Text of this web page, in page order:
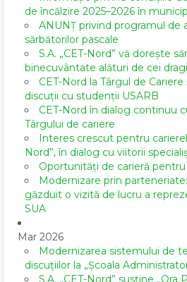
de încălzire 2025–2026 în
ANUNȚ privind programul de
sărbătorilor pascale
S.A. „CET-Nord” vă dorește
binecuvântate alături de cei
CET-Nord la Târgul de
discuții cu studenții USARB
CET-Nord în dialog continuu
Târgului de cariere
Interes crescut pentru
Nord”, în dialog cu viitorii
Oportunități de carieră pentru
Modernizare prin parteneriate:
găzduit o vizită de lucru a
SUA
Mar 2026
Modernizarea sistemului de
discuțiilor la „Școala
S.A. „CET-Nord” susține „Ora